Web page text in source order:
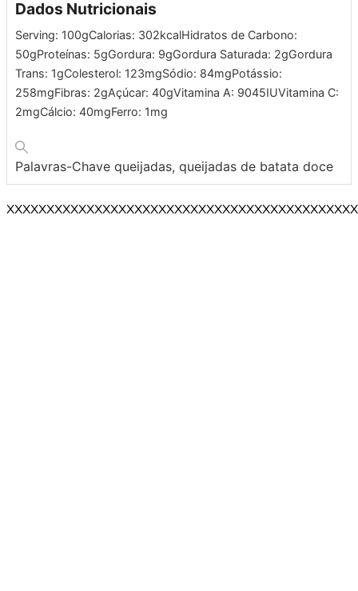
Dados Nutricionais
Serving: 100gCalorias: 302kcalHidratos de Carbono:
50gProteínas: 5gGordura: 9gGordura Saturada: 2gGordura
Trans: 1gColesterol: 123mgSódio: 84mgPotássio:
258mgFibras: 2gAçúcar: 40gVitamina A: 9045IUVitamina C:
2mgCálcio: 40mgFerro: 1mg
Palavras-Chave queijadas, queijadas de batata doce